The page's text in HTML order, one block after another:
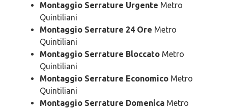
Montaggio Serrature Urgente Metro
Quintiliani
Montaggio Serrature 24 Ore Metro
Quintiliani
Montaggio Serrature Bloccato Metro
Quintiliani
Montaggio Serrature Economico Metro
Quintiliani
Montaggio Serrature Domenica Metro